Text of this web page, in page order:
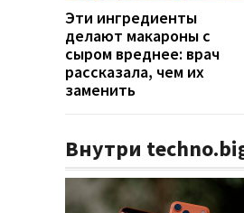
Эти ингредиенты
делают макароны с
сыром вреднее: врач
рассказала, чем их
заменить
Внутри